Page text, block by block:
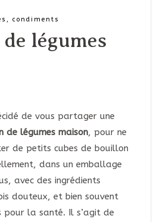
condiments
légumes
de vous partager une
de légumes maison, pour ne
de petits cubes de bouillon
dans un emballage
avec des ingrédients
douteux, et bien souvent
pour la santé. Il s’agit de